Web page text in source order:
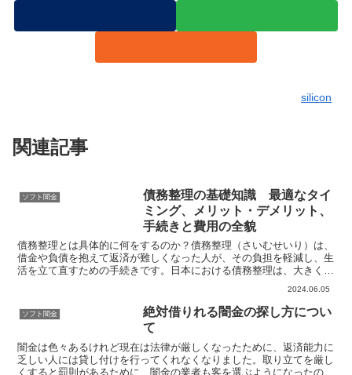
silicon
関連記事
ソフト闇金
債務整理の基礎知識 最適なタイ
ミング、メリット・デメリット、
手続きと費用の全貌
債務整理とは具体的に何をするのか？債務整理（さいむせいり）は、
借金や負債を抱えて返済が難しくなった人が、その負担を軽減し、生
活を立て直すための手続きです。日本における債務整理は、大きく
2024.06.05
ソフト闇金
絶対借りれる闇金の探し方につい
て
闇金は色々あるけれど現在は法律が厳しくなったために、返済能力に
乏しい人には貸し付けを行ってくれなくなりました。取り立てを厳し
くすると罰則があるために、闇金の業者も客を選ぶようになったので